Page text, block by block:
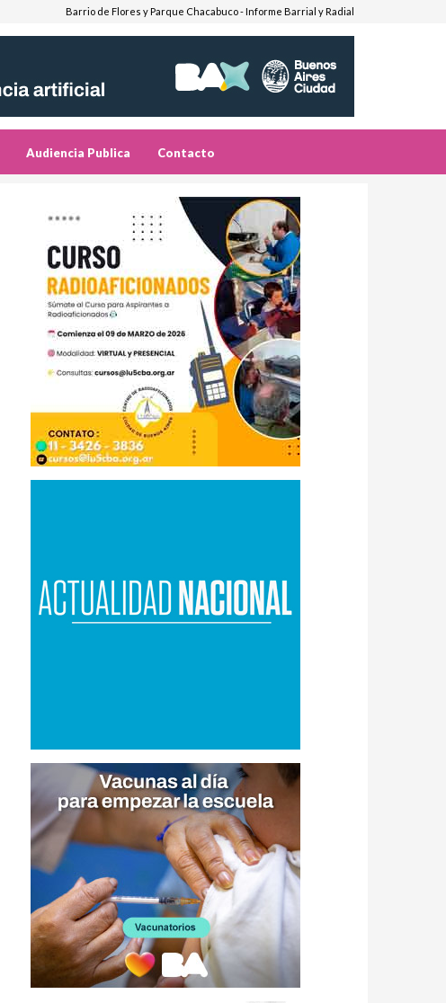
Barrio de Flores y Parque Chacabuco - Informe Barrial y Radial
Audiencia Publica Contacto